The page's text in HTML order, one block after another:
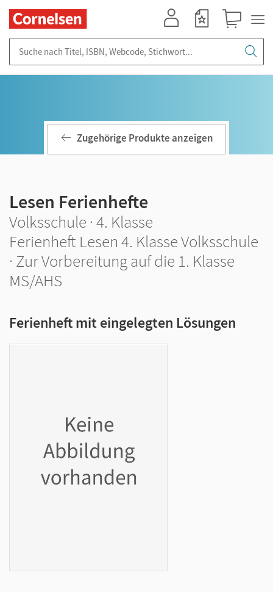
Zugehörige Produkte anzeigen
Lesen Ferienhefte
Volksschule · 4. Klasse
Ferienheft Lesen 4. Klasse Volksschule
· Zur Vorbereitung auf die 1. Klasse
MS/AHS
Ferienheft mit eingelegten Lösungen